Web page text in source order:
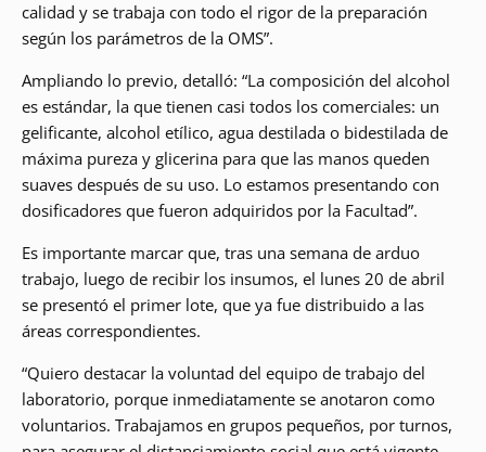
calidad y se trabaja con todo el rigor de la preparación
según los parámetros de la OMS”.
Ampliando lo previo, detalló: “La composición del alcohol
es estándar, la que tienen casi todos los comerciales: un
gelificante, alcohol etílico, agua destilada o bidestilada de
máxima pureza y glicerina para que las manos queden
suaves después de su uso. Lo estamos presentando con
dosificadores que fueron adquiridos por la Facultad”.
Es importante marcar que, tras una semana de arduo
trabajo, luego de recibir los insumos, el lunes 20 de abril
se presentó el primer lote, que ya fue distribuido a las
áreas correspondientes.
“Quiero destacar la voluntad del equipo de trabajo del
laboratorio, porque inmediatamente se anotaron como
voluntarios. Trabajamos en grupos pequeños, por turnos,